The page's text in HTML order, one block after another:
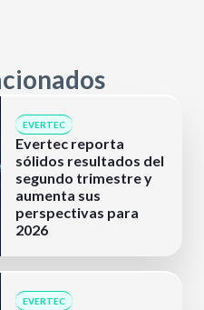
EVERTEC
Evertec reporta
sólidos resultados del
segundo trimestre y
aumenta sus
perspectivas para
2026
EVERTEC